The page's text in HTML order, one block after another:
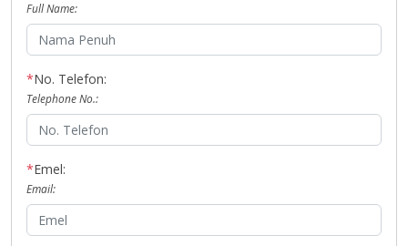
Full Name:
*No. Telefon:
Telephone No.:
*Emel:
Email: